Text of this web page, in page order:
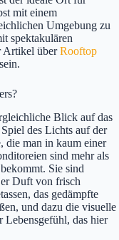
mit einem
Umgebung zu
spektakulären
Artikel überRooftop
Blick auf das
des Lichts auf der
die man in kaum einer
sind mehr als
Sie sind
Duft von frisch
das gedämpfte
und dazu die visuelle
Lebensgefühl, das hier